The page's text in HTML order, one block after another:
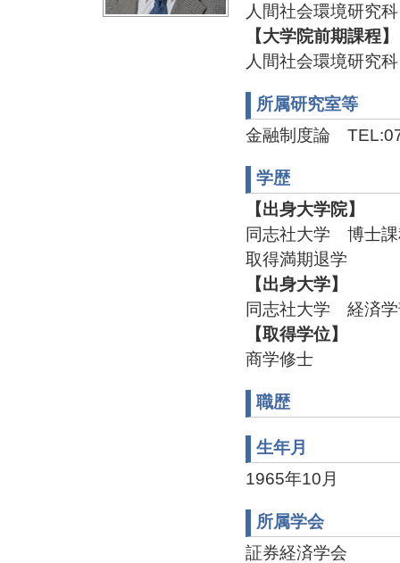
人間社会環境研究
【大学院前期課程】
人間社会環境研究
所属研究室等
金融制度論
学歴
【出身大学院】
同志社大学 博士
取得満期退学
【出身大学】
同志社大学 経済
【取得学位】
商学修士
職歴
生年月
1965年10月
所属学会
証券経済学会